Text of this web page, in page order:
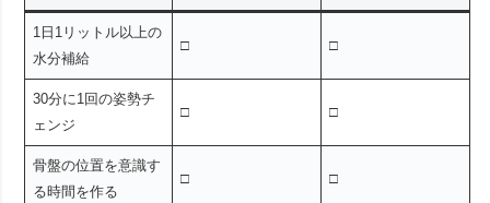
1日1リットル以上の
水分補給
□ □
30分に1回の姿勢チ
ェンジ
□ □
骨盤の位置を意識す
る時間を作る
□ □